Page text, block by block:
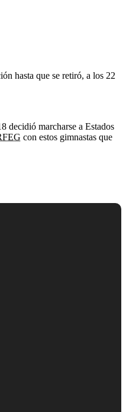
hasta que se retiró, a los 22
decidió marcharse a Estados
con estos gimnastas que